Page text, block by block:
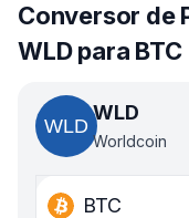
Conversor de
WLD para BTC
WLD
Worldcoin
BTC